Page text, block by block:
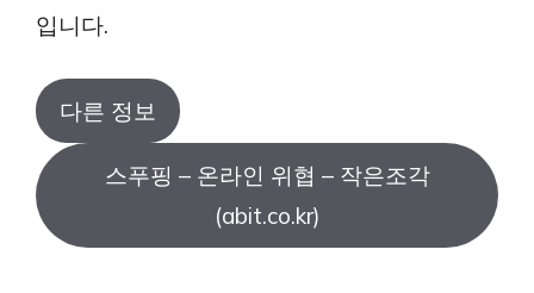
입니다.
다른 정보
스푸핑 – 온라인 위협 – 작은조각
(abit.co.kr)